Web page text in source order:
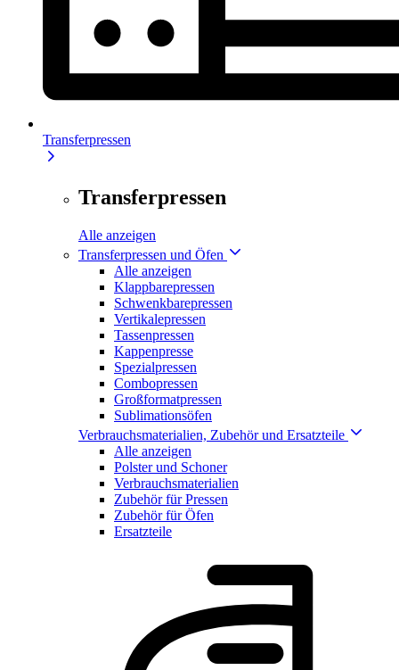
Transferpressen
Transferpressen
Alle anzeigen
Transferpressen und Öfen
Alle anzeigen
Klappbarepressen
Schwenkbarepressen
Vertikalepressen
Tassenpressen
Kappenpresse
Spezialpressen
Combopressen
Großformatpressen
Sublimationsöfen
Verbrauchsmaterialien, Zubehör und Ersatzteile
Alle anzeigen
Polster und Schoner
Verbrauchsmaterialien
Zubehör für Pressen
Zubehör für Öfen
Ersatzteile